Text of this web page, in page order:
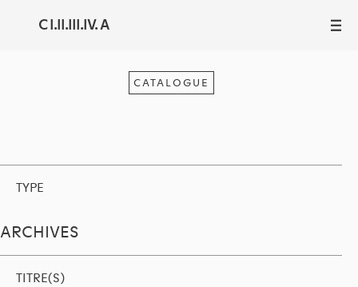
C I.II.III.IV. A III
CATALOGUE
TYPE
ARCHIVES
TITRE(S)